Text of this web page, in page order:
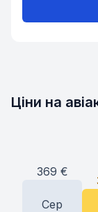
Ціни на
369 €
Сер